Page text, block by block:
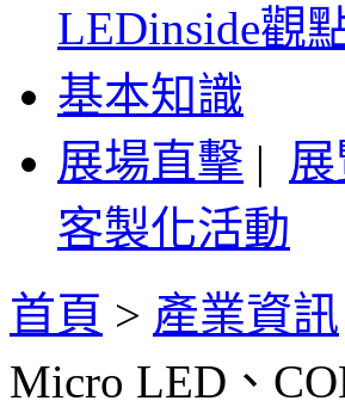
LEDinside觀
基本知識
展場直擊 |
客製化活動
首頁 > 產業資訊
Micro LED、